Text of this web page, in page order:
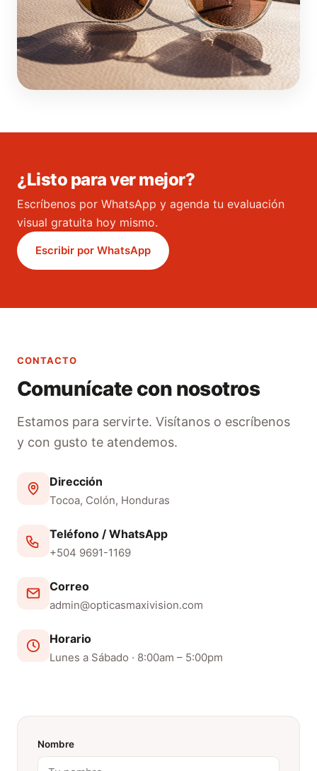
¿Listo para ver mejor?
Escríbenos por WhatsApp y agenda tu evaluación
visual gratuita hoy mismo.
Escribir por WhatsApp
CONTACTO
Comunícate con nosotros
Estamos para servirte. Visítanos o escríbenos
y con gusto te atendemos.
Dirección
Tocoa, Colón, Honduras
Teléfono / WhatsApp
+504 9691-1169
Correo
admin@opticasmaxivision.com
Horario
Lunes a Sábado · 8:00am – 5:00pm
Nombre